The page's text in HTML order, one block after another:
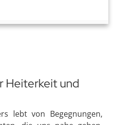
Heiterkeit und
lebt von Begegnungen,